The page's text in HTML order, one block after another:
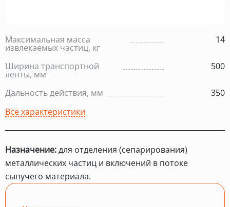
Максимальная масса
извлекаемых частиц, кг
14
Ширина транспортной
ленты, мм
500
Дальность действия, мм
350
Все характеристики
Назначение:для отделения (сепарирования)
металлических частиц и включений в потоке
сыпучего материала.